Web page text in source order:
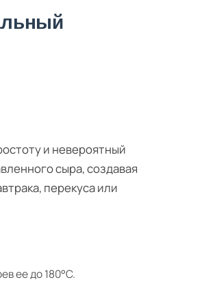
и невероятный
сыра, создавая
перекуса или
ее до 180°C.